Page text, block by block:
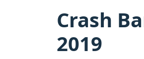
Crash
2019